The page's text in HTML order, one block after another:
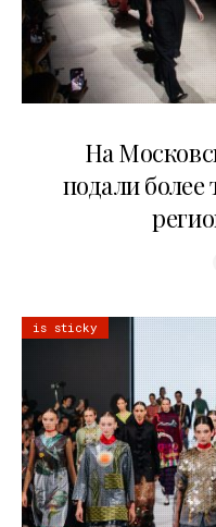
На
подали более
is sticky